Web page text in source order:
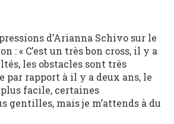
d’Arianna Schivo sur le
: « C’est un très bon cross, il y a
les obstacles sont très
par rapport à il y a deux ans, le
facile, certaines
gentilles, mais je m’attends à du